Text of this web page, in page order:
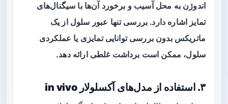
اندوژن به محل آسیب و برخورد آن‌ها با سیگنال‌های
تمایز اشاره دارد. بررسی تنها عبور سلول از یک
ماتریکس بدون بررسی توانایی تمایزی یا عملکردی
سلول، ممکن است برداشت غلطی ارائه دهد.
۳. استفاده از مدل‌های آکسلولار in vivo